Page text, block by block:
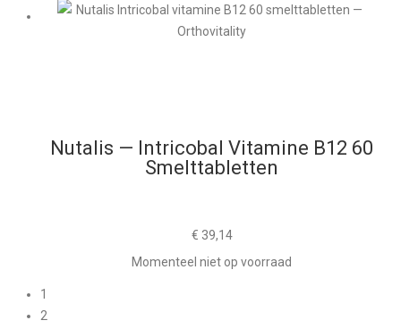
Nutalis — Intricobal Vitamine B12 60
Smelttabletten
€ 39,14
Momenteel niet op voorraad
1
2